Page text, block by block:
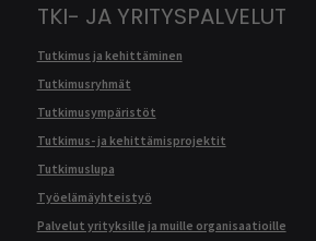
TKI- JA YRITYSPALVELUT
Tutkimus ja kehittäminen
Tutkimusryhmät
Tutkimusympäristöt
Tutkimus- ja kehittämisprojektit
Tutkimuslupa
Työelämäyhteistyö
Palvelut yrityksille ja muille organisaatioille